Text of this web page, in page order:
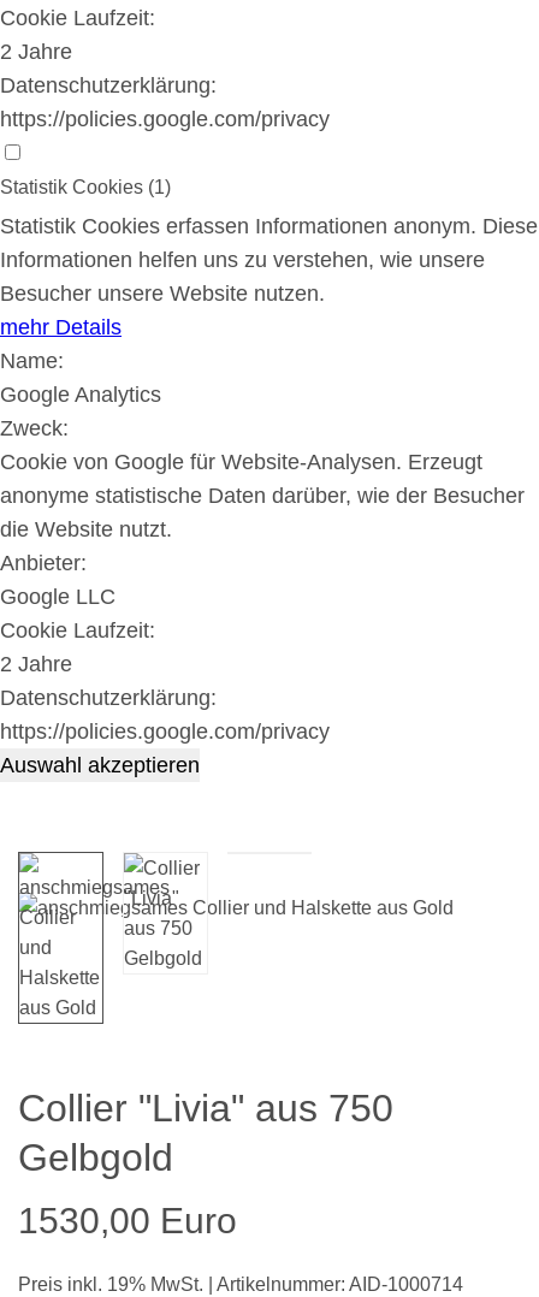
Cookie Laufzeit:
2 Jahre
Datenschutzerklärung:
https://policies.google.com/privacy
Statistik Cookies (1)
Statistik Cookies erfassen Informationen anonym. Diese
Informationen helfen uns zu verstehen, wie unsere
Besucher unsere Website nutzen.
mehr Details
Name:
Google Analytics
Zweck:
Cookie von Google für Website-Analysen. Erzeugt
anonyme statistische Daten darüber, wie der Besucher
die Website nutzt.
Anbieter:
Google LLC
Cookie Laufzeit:
2 Jahre
Datenschutzerklärung:
https://policies.google.com/privacy
Auswahl akzeptieren
Collier "Livia" aus 750
Gelbgold
1530,00 Euro
Preis inkl. 19% MwSt. | Artikelnummer: AID-1000714